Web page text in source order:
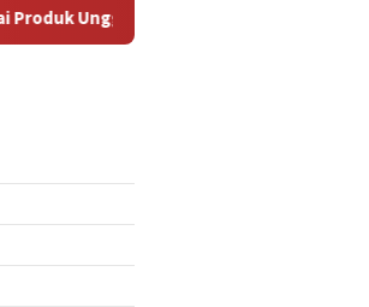
Kerajinan Tangtangan, Batik